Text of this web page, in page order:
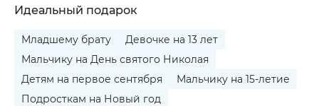
Идеальный подарок
Младшему брату
Девочке на 13 лет
Мальчику на День святого Николая
Детям на первое сентября
Мальчику на 15-летие
Подросткам на Новый год